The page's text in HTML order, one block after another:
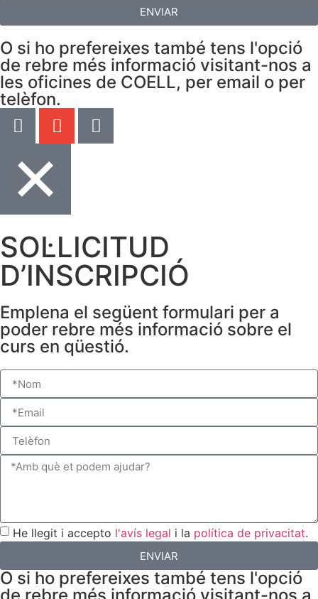
ENVIAR
O si ho prefereixes també tens l'opció
de rebre més informació visitant-nos a
les oficines de COELL, per email o per
telèfon.
SOL·LICITUD
D’INSCRIPCIÓ
Emplena el següent formulari per a
poder rebre més informació sobre el
curs en qüestió.
He llegit i accepto l'avís legal i la política de privacitat.
ENVIAR
O si ho prefereixes també tens l'opció